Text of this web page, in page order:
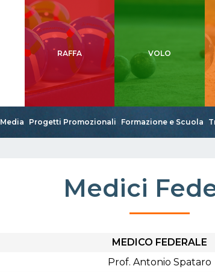
RAFFA VOLO
Media Progetti Promozionali Formazione e Scuola
Medici
MEDICO FEDERALE
Prof. Antonio Spataro